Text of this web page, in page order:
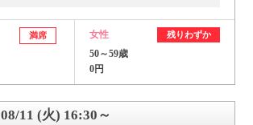
満席 女性 残りわずか
50～59歳
0円
08/11 (火) 16:30～